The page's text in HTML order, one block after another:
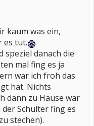
kaum was ein,
es tut.
speziel danach die
mal fing es ja
war ich froh das
hat. Nichts
dann zu Hause war
Schulter fing es
stechen).